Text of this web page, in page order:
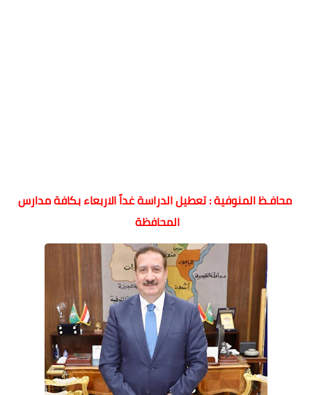
محافـظ المنوفية : تعطيل الدراسة غداً الاربعاء بكافة مدارس
المحافظة